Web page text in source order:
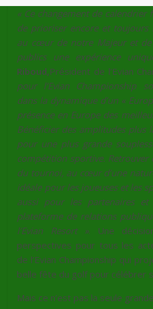
« Ce changement de
de prioriser encore et toujours
au cœur de notre Majeur et de
publics une expérience
Riboud,Président de l’Evian
pour l’Evian Championship
dans la dynamique d’un «
présence en Europe des
Bénéficier des amplitudes plus
pour une plus grande
compétition sportive. Retrouver
du tournoi, au cœur d’une
idéale pour les joueuses et les
aussi pour les partenaires
plateforme de relations
l’Evian Resort ». Une
perspectives pour tous les
de l’Evian Championship qui
belle fête du golf pour célébrer
Mais ce n’est pas la seule